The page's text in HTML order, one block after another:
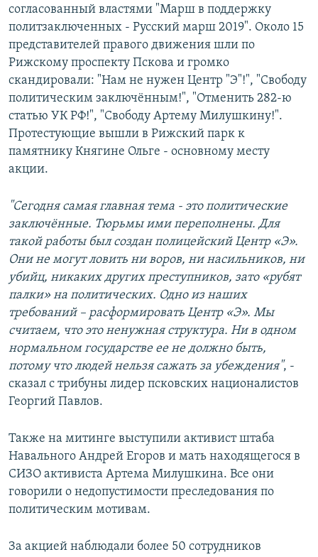
согласованный властями "Марш в поддержку
политзаключенных - Русский марш 2019". Около 15
представителей правого движения шли по
Рижскому проспекту Пскова и громко
скандировали: "Нам не нужен Центр "Э"!", "Свободу
политическим заключённым!", "Отменить 282-ю
статью УК РФ!", "Свободу Артему Милушкину!".
Протестующие вышли в Рижский парк к
памятнику Княгине Ольге - основному месту
акции.
"Сегодня самая главная тема - это политические
заключённые. Тюрьмы ими переполнены. Для
такой работы был создан полицейский Центр «Э».
Они не могут ловить ни воров, ни насильников, ни
убийц, никаких других преступников, зато «рубят
палки» на политических. Одно из наших
требований – расформировать Центр «Э». Мы
считаем, что это ненужная структура. Ни в одном
нормальном государстве ее не должно быть,
потому что людей нельзя сажать за убеждения", -
сказал с трибуны лидер псковских националистов
Георгий Павлов.
Также на митинге выступили активист штаба
Навального Андрей Егоров и мать находящегося в
СИЗО активиста Артема Милушкина. Все они
говорили о недопустимости преследования по
политическим мотивам.
За акцией наблюдали более 50 сотрудников